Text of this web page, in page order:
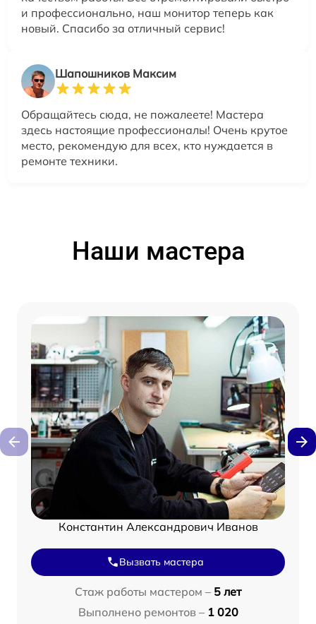
и профессионально, наш монитор теперь как
новый. Спасибо за отличный сервис!
Шапошников Максим
Обращайтесь сюда, не пожалеете! Мастера
здесь настоящие профессионалы! Очень крутое
место, рекомендую для всех, кто нуждается в
ремонте техники.
Наши мастера
Константин Александрович Иванов
Вызвать мастера
Стаж работы мастером – 5 лет
Выполнено ремонтов – 1 020